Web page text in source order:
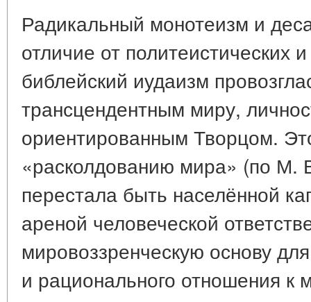
Радикальный монотеизм и
отличие от политеистических
библейский иудаизм
трансцендентным миру,
ориентированным Творцом.
«расколдованию мира» (по М.
перестала быть населённой
ареной человеческой
мировоззренческую основу
и рационального отношения к